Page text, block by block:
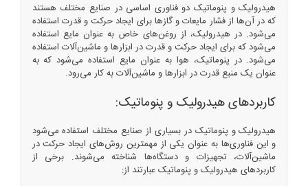
هیدرولیک و پنوماتیک دو فناوری اساسی در صنایع مختلف هستند
که در آن‌ها از فشار مایعات و گازها برای ایجاد حرکت و قدرت استفاده
می‌شود. در هیدرولیک، از روغن‌های خاص به عنوان مایع استفاده
می‌شود که برای ایجاد حرکت و قدرت در ابزارها و ماشین‌آلات استفاده
می‌شود. در پنوماتیک، هوا به عنوان مایع استفاده می‌شود که به
عنوان یک منبع قدرت در ابزارها و ماشین‌آلات به کار می‌رود.
کاربردهای هیدرولیک و پنوماتیک:
هیدرولیک و پنوماتیک در بسیاری از صنایع مختلف استفاده می‌شود
و این فناوری‌ها به عنوان یکی از مهمترین روش‌های ایجاد حرکت در
ماشین‌آلات، تجهیزات و دستگاه‌ها شناخته می‌شوند. برخی از
کاربردهای هیدرولیک و پنوماتیک عبارتند از: